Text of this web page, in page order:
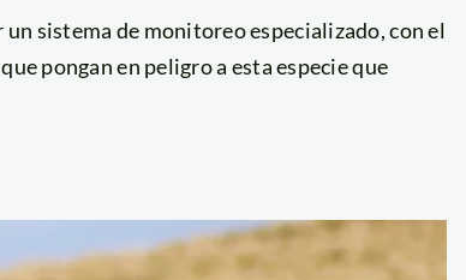
sistema de monitoreo especializado, con el
pongan en peligro a esta especie que